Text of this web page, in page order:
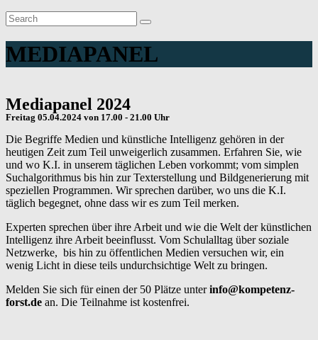
MEDIAPANEL
Mediapanel 2024
Freitag 05.04.2024 von 17.00 - 21.00 Uhr
Die Begriffe Medien und künstliche Intelligenz gehören in der
heutigen Zeit zum Teil unweigerlich zusammen. Erfahren Sie, wie
und wo K.I. in unserem täglichen Leben vorkommt; vom simplen
Suchalgorithmus bis hin zur Texterstellung und Bildgenerierung mit
speziellen Programmen. Wir sprechen darüber, wo uns die K.I.
täglich begegnet, ohne dass wir es zum Teil merken.
Experten sprechen über ihre Arbeit und wie die Welt der künstlichen
Intelligenz ihre Arbeit beeinflusst. Vom Schulalltag über soziale
Netzwerke, bis hin zu öffentlichen Medien versuchen wir, ein
wenig Licht in diese teils undurchsichtige Welt zu bringen.
Melden Sie sich für einen der 50 Plätze unterinfo@kompetenz-
forst.de an. Die Teilnahme ist kostenfrei.